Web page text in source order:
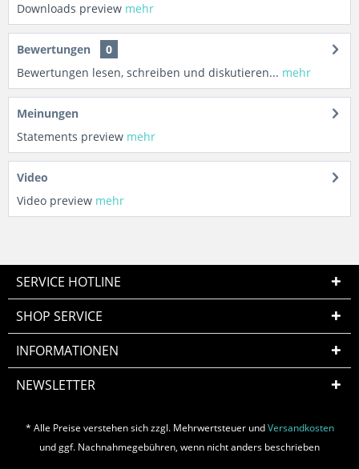
Downloads preview mehr
Bewertungen
0
Bewertungen lesen, schreiben und diskutieren... mehr
Meinungen
Statements preview mehr
Video
Video preview mehr
SERVICE HOTLINE
SHOP SERVICE
INFORMATIONEN
NEWSLETTER
* Alle Preise verstehen sich zzgl. Mehrwertsteuer undVersandkosten
und ggf. Nachnahmegebühren, wenn nicht anders beschrieben